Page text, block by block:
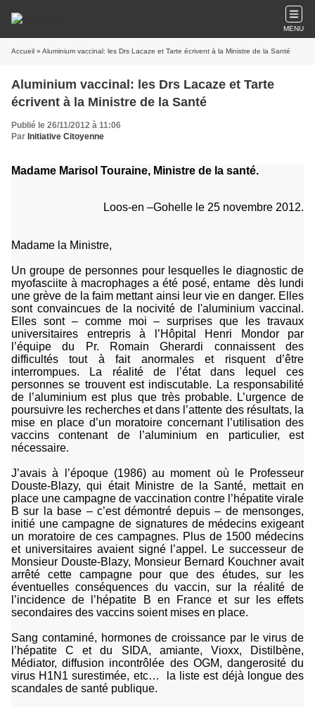
MENU
Accueil » Aluminium vaccinal: les Drs Lacaze et Tarte écrivent à la Ministre de la Santé
Aluminium vaccinal: les Drs Lacaze et Tarte
écrivent à la Ministre de la Santé
Publié le 26/11/2012 à 11:06
Par Initiative Citoyenne
Madame Marisol Touraine, Ministre de la santé.
Loos-en –Gohelle le 25 novembre 2012.
Madame la Ministre,
Un groupe de personnes pour lesquelles le diagnostic de
myofasciite à macrophages a été posé, entame
dès lundi
une grève de la faim mettant ainsi leur vie en danger. Elles
sont convaincues de la nocivité de l'aluminium vaccinal.
Elles sont – comme moi – surprises que les travaux
universitaires entrepris à l’Hôpital Henri Mondor par
l’équipe du Pr. Romain Gherardi connaissent des
difficultés tout à fait anormales et risquent d’être
interrompues. La réalité de l’état dans lequel ces
personnes se trouvent est indiscutable. La responsabilité
de l’aluminium est plus que très probable. L’urgence de
poursuivre les recherches et dans l’attente des résultats, la
mise en place d’un moratoire concernant l’utilisation des
vaccins contenant de l’aluminium en particulier, est
nécessaire.
J’avais à l’époque (1986) au moment où le Professeur
Douste-Blazy, qui était Ministre de la Santé, mettait en
place une campagne de vaccination contre l’hépatite virale
B sur la base – c’est démontré depuis – de mensonges,
initié une campagne de signatures de médecins exigeant
un moratoire de ces campagnes. Plus de 1500 médecins
et universitaires avaient signé l’appel. Le successeur de
Monsieur Douste-Blazy, Monsieur Bernard Kouchner avait
arrêté cette campagne pour que des études, sur les
éventuelles conséquences du vaccin, sur la réalité de
l’incidence de l’hépatite B en France et sur les effets
secondaires des vaccins soient mises en place.
Sang contaminé, hormones de croissance par le virus de
l’hépatite C et du SIDA, amiante, Vioxx, Distilbène,
Médiator, diffusion incontrôlée des OGM, dangerosité du
virus H1N1 surestimée, etc…
la liste est déjà longue des
scandales de santé publique.